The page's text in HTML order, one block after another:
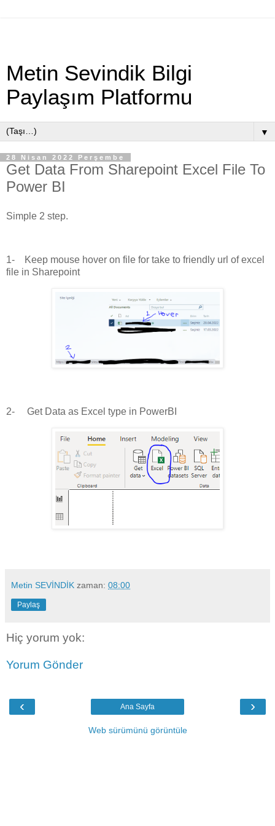
Metin Sevindik Bilgi
Paylaşım Platformu
▼
28 Nisan 2022 Perşembe
Get Data From Sharepoint Excel File To
Power BI
Simple 2 step.
1-
Keep mouse hover on file for take to friendly url of excel
file in Sharepoint
2- Get Data as Excel type in PowerBI
Metin SEVİNDİK zaman: 08:00
Paylaş
Hiç yorum yok:
Yorum Gönder
‹ ›
Ana Sayfa
Web sürümünü görüntüle